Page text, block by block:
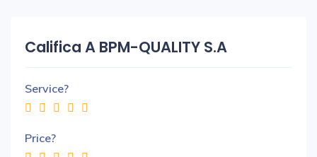
Califica A BPM-QUALITY S.A
Service?
Price?